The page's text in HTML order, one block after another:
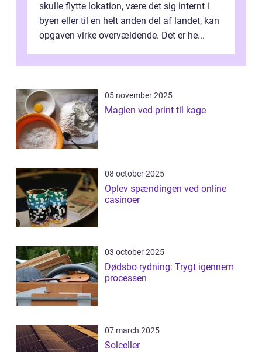
skulle flytte lokation, være det sig internt i
byen eller til en helt anden del af landet, kan
opgaven virke overvældende. Det er he...
05 november 2025
Magien ved print til kage
08 october 2025
Oplev spændingen ved online
casinoer
03 october 2025
Dødsbo rydning: Trygt igennem
processen
07 march 2025
Solceller